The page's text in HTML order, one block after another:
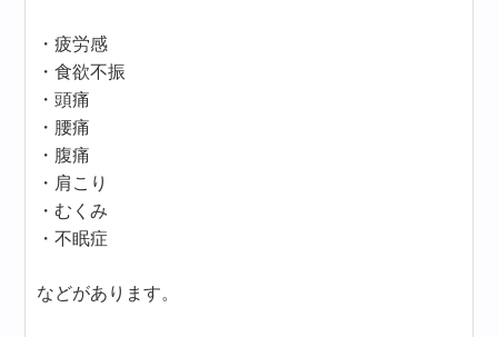
・疲労感
・食欲不振
・頭痛
・腰痛
・腹痛
・肩こり
・むくみ
・不眠症
などがあります。